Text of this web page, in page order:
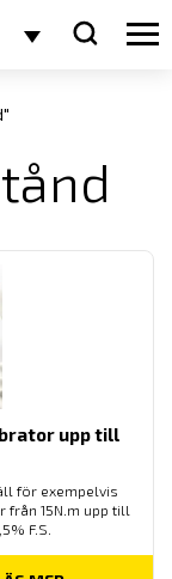
upp till
för exempelvis
från 15N.m upp till
F.S.